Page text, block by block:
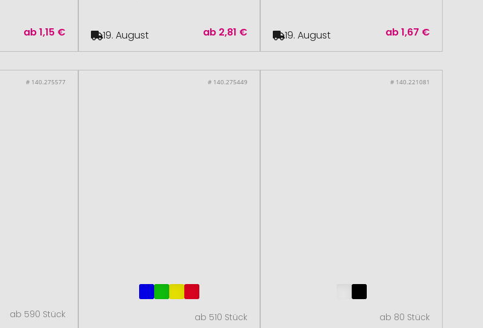
ab1,15 € ab 2,81 €
19. August ab1,67 €
19. August
# 140.275577
ab 590 Stück
# 140.275449
ab 510 Stück
# 140.221081
ab 80 Stück